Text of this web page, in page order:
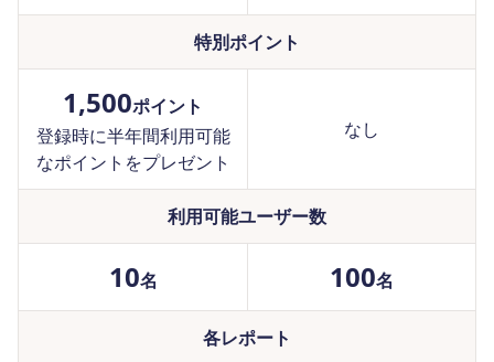
特別ポイント
1,500ポイント
登録時に半年間利用可能
なポイントをプレゼント
なし
利用可能ユーザー数
10名 100名
各レポート